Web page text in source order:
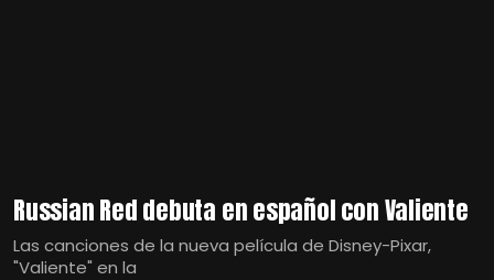
Russian Red debuta en español con Valiente
Las canciones de la nueva película de Disney-Pixar,
"Valiente" en la